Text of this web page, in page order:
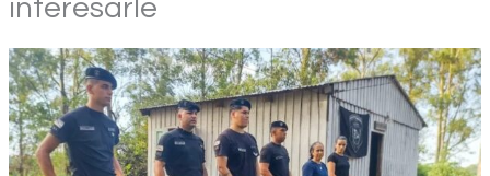
interesarle